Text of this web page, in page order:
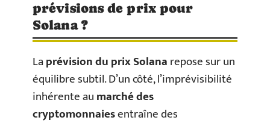
prévisions de prix pour
Solana ?
Laprévision du prix Solanarepose sur un
équilibre subtil. D’un côté, l’imprévisibilité
inhérente aumarché des
cryptomonnaiesentraîne des